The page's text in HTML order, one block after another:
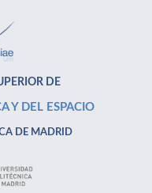
DE
Y DEL ESPACIO
DE MADRID